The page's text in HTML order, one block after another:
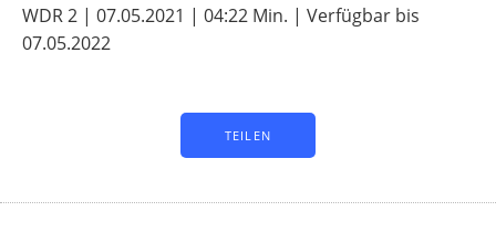
WDR 2 | 07.05.2021 | 04:22 Min. | Verfügbar bis
07.05.2022
TEILEN